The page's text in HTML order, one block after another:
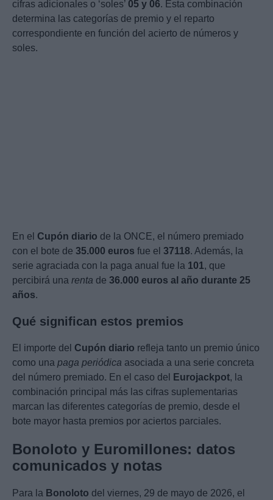
cifras adicionales o ‘soles’ 05 y 06. Esta combinación
determina las categorías de premio y el reparto
correspondiente en función del acierto de números y
soles.
En el Cupón diario de la ONCE, el número premiado
con el bote de 35.000 euros fue el 37118. Además, la
serie agraciada con la paga anual fue la 101, que
percibirá una renta de 36.000 euros al año durante 25
años.
Qué significan estos premios
El importe del Cupón diario refleja tanto un premio único
como una paga periódica asociada a una serie concreta
del número premiado. En el caso del
Eurojackpot, la
combinación principal más las cifras suplementarias
marcan las diferentes categorías de premio, desde el
bote mayor hasta premios por aciertos parciales.
Bonoloto y Euromillones: datos
comunicados y notas
Para la Bonoloto del viernes, 29 de mayo de 2026, el